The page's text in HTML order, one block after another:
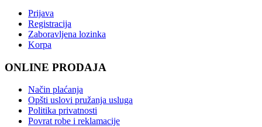
Prijava
Registracija
Zaboravljena lozinka
Korpa
ONLINE PRODAJA
Način plaćanja
Opšti uslovi pružanja usluga
Politika privatnosti
Povrat robe i reklamacije